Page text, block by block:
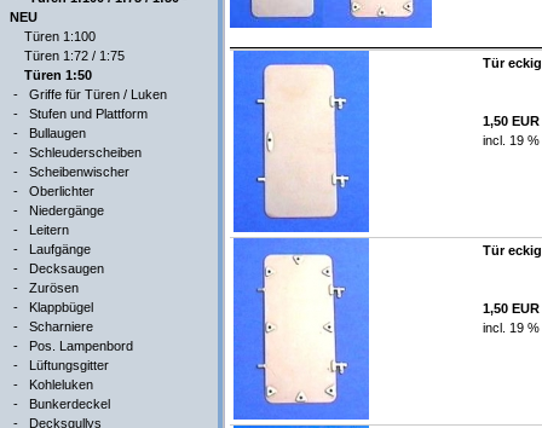
NEU
Türen 1:100
Türen 1:72 / 1:75
Türen 1:50
- Griffe für Türen / Luken
- Stufen und Plattform
- Bullaugen
- Schleuderscheiben
- Scheibenwischer
- Oberlichter
- Niedergänge
- Leitern
- Laufgänge
- Decksaugen
- Zurösen
- Klappbügel
- Scharniere
- Pos. Lampenbord
- Lüftungsgitter
- Kohleluken
- Bunkerdeckel
- Decksgullys
Tür
1,50 EUR
incl. 19
Tür
1,50 EUR
incl. 19